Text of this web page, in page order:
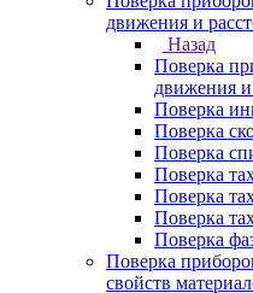
движения и
Назад
Поверка
движения и
Поверка
Поверка
Поверка
Поверка
Поверка
Поверка
Поверка
Поверка
свойств